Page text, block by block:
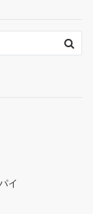
イ